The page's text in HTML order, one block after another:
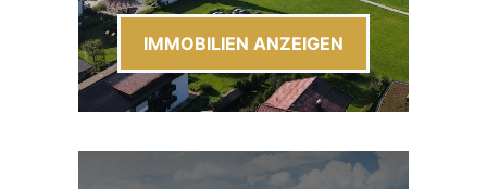
IMMOBILIEN ANZEIGEN